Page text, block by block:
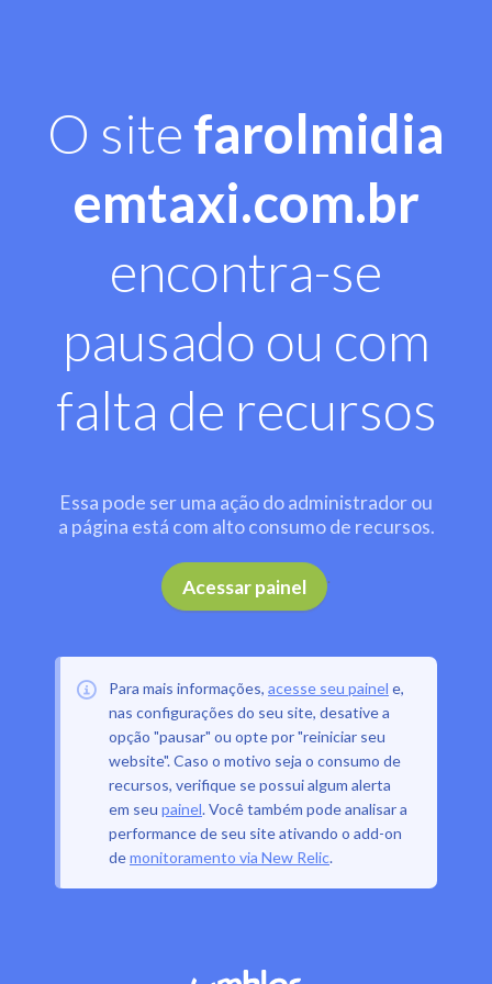
O site farolmidia
emtaxi.com.br
encontra-se
pausado ou com
falta de recursos
Essa pode ser uma ação do administrador ou
a página está com alto consumo de recursos.
Acessar painel .
Para mais informações, acesse seu painel e,
nas configurações do seu site, desative a
opção "pausar" ou opte por "reiniciar seu
website". Caso o motivo seja o consumo de
recursos, verifique se possui algum alerta
em seu painel. Você também pode analisar a
performance de seu site ativando o add-on
demonitoramento via New Relic.